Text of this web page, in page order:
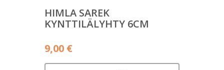
HIMLA SAREK
KYNTTILÄLYHTY 6CM
9,00 €